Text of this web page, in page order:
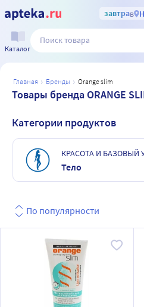
завтрав
Каталог
главная бренды orange slim
Товары бренда ORANGE
Категории продуктов
КРАСОТА И БАЗОВЫЙ
Тело
По популярности